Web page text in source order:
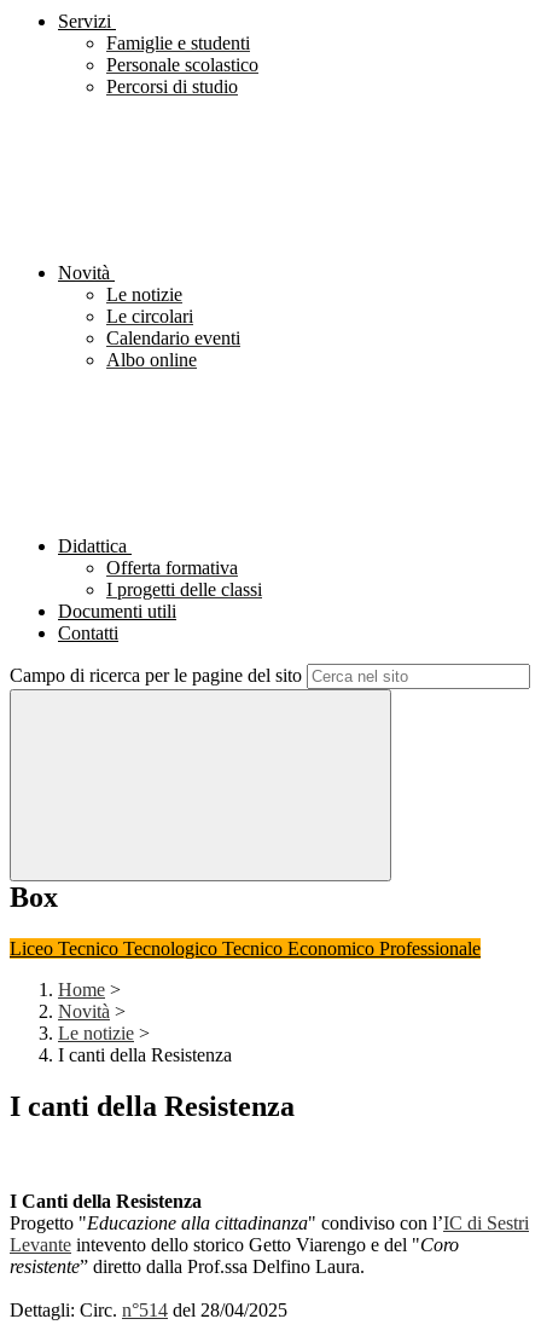
Servizi
Famiglie e studenti
Personale scolastico
Percorsi di studio
Novità
Le notizie
Le circolari
Calendario eventi
Albo online
Didattica
Offerta formativa
I progetti delle classi
Documenti utili
Contatti
Campo di ricerca per le pagine del sito
Box
Liceo Tecnico Tecnologico Tecnico Economico Professionale
Home >
Novità >
Le notizie >
I canti della Resistenza
I canti della Resistenza
I Canti della Resistenza
Progetto "Educazione alla cittadinanza" condiviso con l’IC di Sestri
Levante intevento dello storico Getto Viarengo e del "Coro
resistente” diretto dalla Prof.ssa Delfino Laura.
Dettagli: Circ. n°514 del 28/04/2025